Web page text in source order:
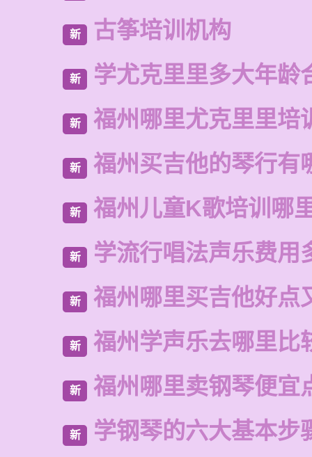
新 古筝培训机构
新 学尤克里里多大年龄
新 福州哪里尤克里里培
新 福州买吉他的琴行有
新 福州儿童K歌培训哪
新 学流行唱法声乐费用
新 福州哪里买吉他好点
新 福州学声乐去哪里比
新 福州哪里卖钢琴便宜
新 学钢琴的六大基本步